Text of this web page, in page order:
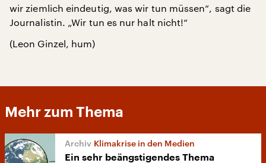
wir ziemlich eindeutig, was wir tun müssen“, sagt die
Journalistin. „Wir tun es nur halt nicht!“
(Leon Ginzel, hum)
Mehr zum Thema
Klimakrise in den Medien
Ein sehr beängstigendes Thema